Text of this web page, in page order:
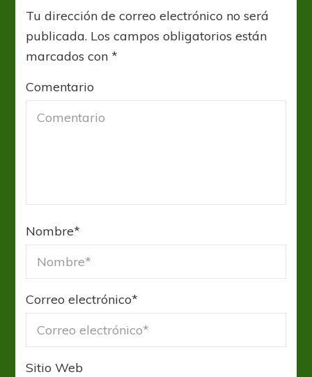
Tu dirección de correo electrónico no será
publicada. Los campos obligatorios están
marcados con*
Comentario
Nombre*
Correo electrónico*
Sitio Web